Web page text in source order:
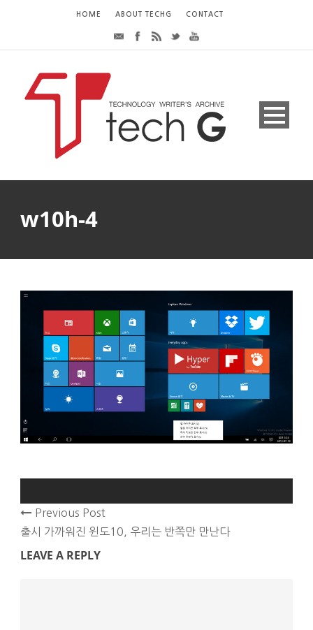
HOME ABOUT TECHG CONTACT
w10h-4
Previous Post
출시 가까워진 윈도10, 우리는 반쪽만 만난다
LEAVE A REPLY